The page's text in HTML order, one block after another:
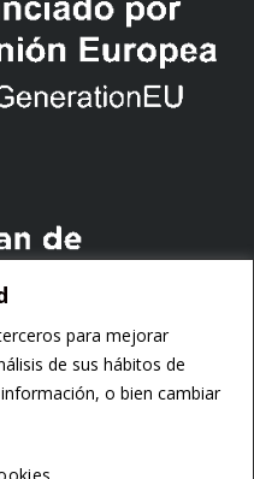
para mejorar
de sus hábitos de
o bien cambiar